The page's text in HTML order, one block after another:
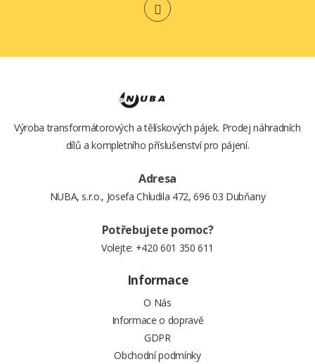
870,- Kč
Výroba transformátorových a tělískových pájek. Prodej náhradních
dílů a kompletního příslušenství pro pájení.
Adresa
NUBA, s.r.o., Josefa Chludila 472, 696 03 Dubňany
Potřebujete pomoc?
Volejte: +420 601 350 611
Informace
O Nás
Informace o dopravě
GDPR
Obchodní podmínky